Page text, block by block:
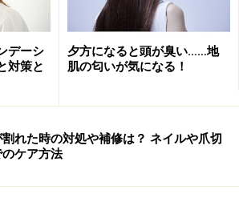
すすめのアイテム
デーシ
対策と
夕方になると頭が臭い……地
肌の匂いが気になる！
割れた時の対処や補修は？ ネイルや爪切
のケア方法